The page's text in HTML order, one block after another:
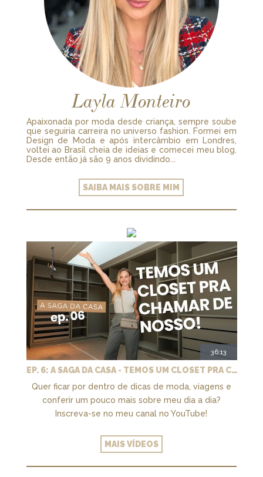
Layla Monteiro
Apaixonada por moda desde criança, sempre soube
que seguiria carreira no universo fashion. Formei em
Design de Moda e após intercâmbio em Londres,
voltei ao Brasil cheia de ideias e comecei meu blog.
Desde então já são 9 anos dividindo...
SAIBA MAIS SOBRE MIM
36:13
EP. 6: A SAGA DA CASA - TEMOS UM CLOSET PRA CHAMAR DE NOSSO + MARCENARIA E PAISAGISMO
Quer ficar por dentro de dicas de moda, viagens e
conferir um pouco mais sobre meu dia a dia?
Inscreva-se no meu canal no YouTube!
MAIS VÍDEOS